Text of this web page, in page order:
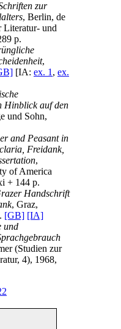
zur
, Berlin, de
Literatur- und
p.
,
[IA: ex. 1 , ex.
Hinblick auf den
und Sohn,
and Peasant in
Freidank,
,
of America
+ 144 p.
Handschrift
, Graz,
[GB] [IA]
und
(Studien zur
4), 1968,